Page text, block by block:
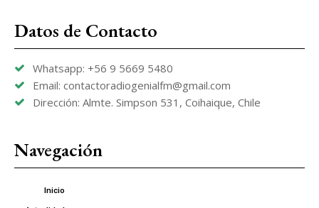
Datos de Contacto
Whatsapp: +56 9 5669 5480
Email: contactoradiogenialfm@gmail.com
Dirección: Almte. Simpson 531, Coihaique, Chile
Navegación
Inicio